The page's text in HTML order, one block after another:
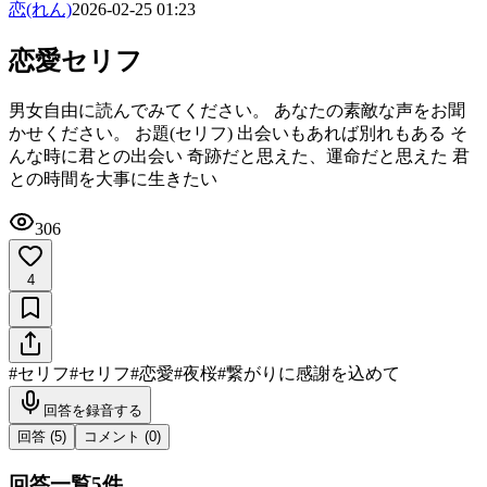
恋(れん)2026-02-25 01:23
恋愛セリフ
男女自由に読んでみてください。 あなたの素敵な声をお聞
かせください。 お題(セリフ) 出会いもあれば別れもある そ
んな時に君との出会い 奇跡だと思えた、運命だと思えた 君
との時間を大事に生きたい
306
4
#セリフ#セリフ#恋愛#夜桜#繋がりに感謝を込めて
回答を録音する
回答 (5) コメント (0)